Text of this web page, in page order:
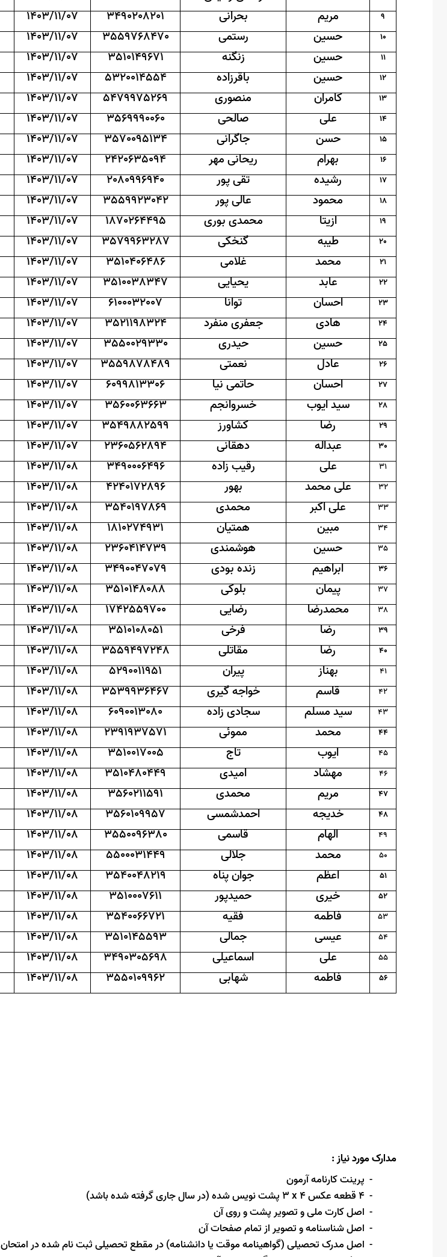
9 مریم بحرانی 3490208201
1403/11/07
10 حسین رستمی 3559768470
1403/11/07
11 حسین زنگنه 3510149671
1403/11/07
12 حسین باقرزاده 5320014554
1403/11/07
13 کامران منصوری 5479975269
1403/11/07
14 علی صالحی 3569990060
1403/11/07
15 حسن جاگرانی 3570095134
1403/11/07
16 بهرام ریحانی مهر 2420635094
1403/11/07
17 رشیده تقی پور 2080996940
1403/11/07
18 محمود عالی پور 3559923042
1403/11/07
19 ازیتا محمدی بوری 1870264495
1403/11/07
20 طیبه گنخکی 3579963287
1403/11/07
21 محمد غلامی 3510406486
1403/11/07
22 عابد یحیایی 3510038347
1403/11/07
23 احسان توانا 6100032007
1403/11/07
24 هادی جعفری منفرد 3521198324
1403/11/07
25 حسین حیدری 3550029330
1403/11/07
26 عادل نعمتی 3559878489
1403/11/07
27 احسان حاتمی نیا 6099813306
1403/11/07
28 سید ایوب خسروانجم 3560063663
1403/11/07
29 رضا کشاورز 3549882599
1403/11/07
30 عبداله دهقانی 2360562894
1403/11/07
31 علی رقیب زاده 3490006496
1403/11/08
32 علی محمد بهور 4240172896
1403/11/08
33 علی اکبر محمدی 3540197869
1403/11/08
34 مبین همتیان 1810274931
1403/11/08
35 حسین هوشمندی 2360414739
1403/11/08
36 ابراهیم زنده بودی 3490047079
1403/11/08
37 پیمان بلوکی 3510148088
1403/11/08
38 محمدرضا رضایی 1742559700
1403/11/08
39 رضا فرخی 3510108051
1403/11/08
40 رضا مقاتلی 3559497248
1403/11/08
41 بهناز پیران 5290011951
1403/11/08
42 قاسم خواجه گیری 3539936467
1403/11/08
43 سید مسلم سجادی زاده 6090013080
1403/11/08
44 محمد مموئی 2391937571
1403/11/08
45 ایوب تاج 3510017005
1403/11/08
46 مهشاد امیدی 3510480449
1403/11/08
47 مریم محمدی 3560211591
1403/11/08
48 خدیجه احمدشمسی 3560109957
1403/11/08
49 الهام قاسمی 3550096380
1403/11/08
50 محمد جلالی 5500031449
1403/11/08
51 اعظم جوان پناه 3540048219
1403/11/08
52 خیری حمیدپور 3510007611
1403/11/08
53 فاطمه فقیه 3540066721
1403/11/08
54 عیسی جمالی 3510145593
1403/11/08
55 علی اسماعیلی 3490305698
1403/11/08
56 فاطمه شهابی 3550109962
1403/11/08
مدارک مورد نیاز :
- پرینت کارنامه آرمون
-
4 قطعه عکس 4 x
3 پشت نویس شده (در سال جاری گرفته شده باشد)
- اصل کارت ملی و تصویر پشت و روی آن
- اصل شناسنامه و تصویر از تمام صفحات آن
- اصل مدرک تحصیلی (گواهینامه موقت یا دانشنامه) در مقطع تحصیلی ثبت نام شده در امتحان